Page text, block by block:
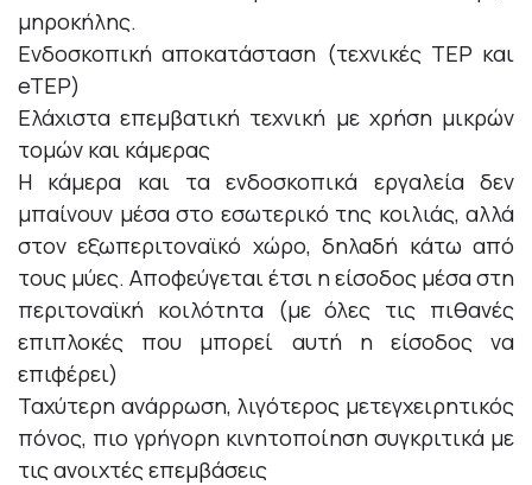
μηροκήλης.
Ενδοσκοπική αποκατάσταση (τεχνικές TEP και
eTEP)
Ελάχιστα επεμβατική τεχνική με χρήση μικρών
τομών και κάμερας
Η κάμερα και τα ενδοσκοπικά εργαλεία δεν
μπαίνουν μέσα στο εσωτερικό της κοιλιάς, αλλά
στον εξωπεριτοναϊκό χώρο, δηλαδή κάτω από
τους μύες. Αποφεύγεται έτσι η είσοδος μέσα στη
περιτοναϊκή κοιλότητα (με όλες τις πιθανές
επιπλοκές που μπορεί αυτή η είσοδος να
επιφέρει)
Ταχύτερη ανάρρωση, λιγότερος μετεγχειρητικός
πόνος, πιο γρήγορη κινητοποίηση συγκριτικά με
τις ανοιχτές επεμβάσεις